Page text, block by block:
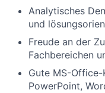
Analytisches
und
Freude an der
Fachbereichen
Gute MS-Office-
PowerPoint,